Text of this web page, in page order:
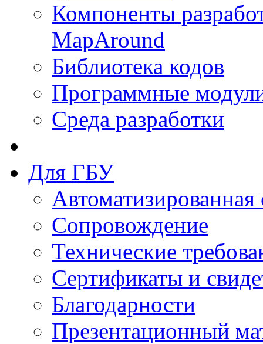
Компоненты
MapAround
Библиотека кодов
Программные
Среда разработки
Для ГБУ
Сопровождение
Технические
Сертификаты и
Благодарности
Презентационный